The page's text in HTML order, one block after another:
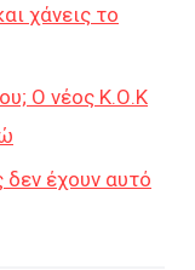
χάνεις το
Ο νέος Κ.Ο.Κ
έχουν αυτό